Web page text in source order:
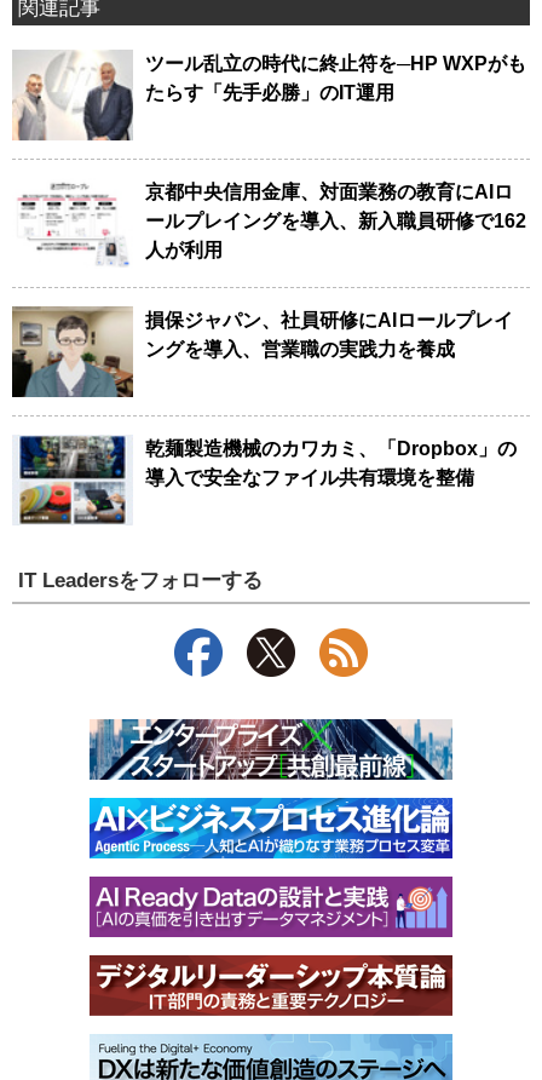
関連記事
ツール乱立の時代に終止符を─HP WXPがも
たらす「先手必勝」のIT運用
京都中央信用金庫、対面業務の教育にAIロ
ールプレイングを導入、新入職員研修で162
人が利用
損保ジャパン、社員研修にAIロールプレイ
ングを導入、営業職の実践力を養成
乾麺製造機械のカワカミ、「Dropbox」の
導入で安全なファイル共有環境を整備
IT Leadersをフォローする